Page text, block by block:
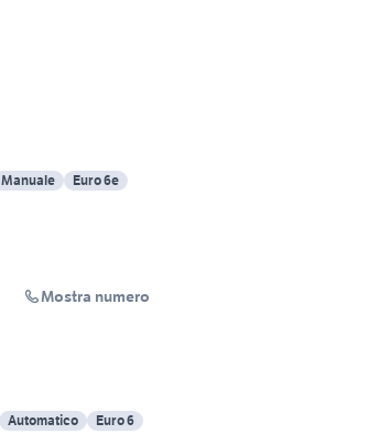
Manuale Euro 6e
Mostra numero
Automatico Euro 6